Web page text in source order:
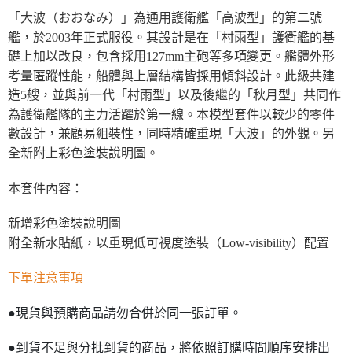
「大波（おおなみ）」為通用護衛艦「高波型」的第二號
艦，於2003年正式服役。其設計是在「村雨型」護衛艦的基
礎上加以改良，包含採用127mm主砲等多項變更。艦體外形
考量匿蹤性能，船體與上層結構皆採用傾斜設計。此級共建
造5艘，並與前一代「村雨型」以及後繼的「秋月型」共同作
為護衛艦隊的主力活躍於第一線。本模型套件以較少的零件
數設計，兼顧易組裝性，同時精確重現「大波」的外觀。另
全新附上彩色塗裝說明圖。
本套件內容：
新增彩色塗裝說明圖
附全新水貼紙，以重現低可視度塗裝（Low-visibility）配置
下單注意事項
●現貨與預購商品請勿合併於同一張訂單。
●到貨不足與分批到貨的商品，將依照訂購時間順序安排出